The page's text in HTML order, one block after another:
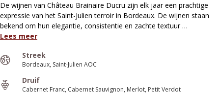
De wijnen van Château Brainaire Ducru zijn elk jaar een prachtige
expressie van het Saint-Julien terroir in Bordeaux. De wijnen staan
bekend om hun elegantie, consistentie en zachte textuur …
Lees meer
Streek
Bordeaux Saint-Julien AOC
Druif
Cabernet Franc Cabernet Sauvignon Merlot Petit Verdot